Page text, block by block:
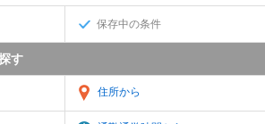
保存中の条件
す
住所から